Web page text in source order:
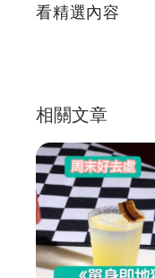
看精選內容
相關文章